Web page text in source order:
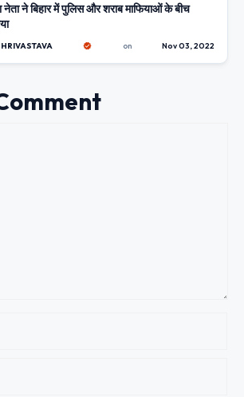
नेता ने बिहार में पुलिस और शराब माफियाओं के बीच
on Nov 03, 2022